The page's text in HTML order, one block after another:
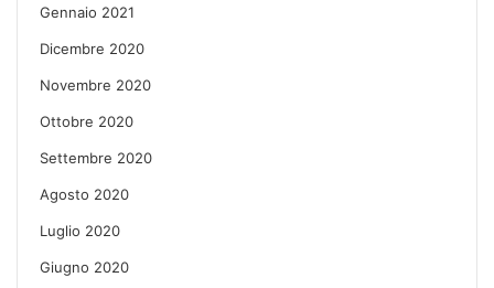
Gennaio 2021
Dicembre 2020
Novembre 2020
Ottobre 2020
Settembre 2020
Agosto 2020
Luglio 2020
Giugno 2020